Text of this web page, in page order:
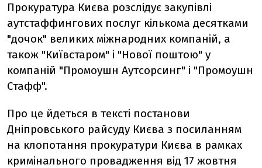
Прокуратура Києва розслідує закупівлі
аутстаффингових послуг кількома десятками
"дочок" великих міжнародних компаній, а
також "Київстаром" і "Нової поштою" у
компаній "Промоушн Аутсорсинг" і "Промоушн
Стафф".
Про це йдеться в тексті постанови
Дніпровського райсуду Києва з посиланням
на клопотання прокуратури Києва в рамках
кримінального провадження від 17 жовтня